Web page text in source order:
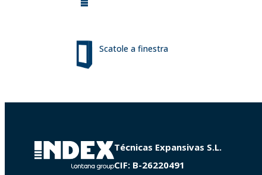
Scatole a finestra
Técnicas Expansivas S.L.
CIF: B-26220491